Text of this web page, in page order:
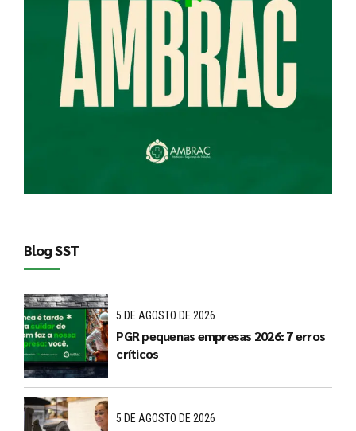
Blog SST
5 DE AGOSTO DE 2026
PGR pequenas empresas 2026: 7 erros
críticos
5 DE AGOSTO DE 2026